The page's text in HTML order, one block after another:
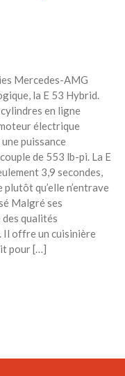
Mercedes-AMG
la E 53 Hybrid.
en ligne
électrique
puissance
de 553 lb-pi. La E
3,9 secondes,
qu’elle n’entrave
Malgré ses
qualités
Il offre un cuisinière
pour […]